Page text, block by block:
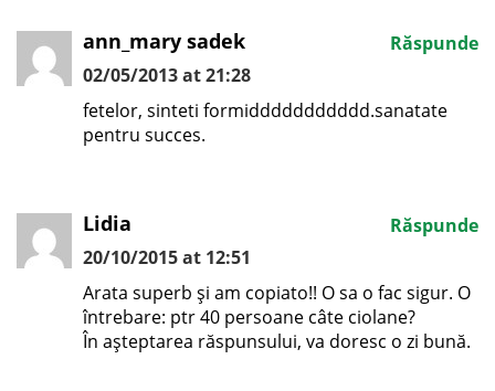
ann_mary sadek
02/05/2013 at 21:28
fetelor, sinteti formiddddddddddd.sanatate
pentru succes.
Răspunde
Lidia
20/10/2015 at 12:51
Arata superb și am copiato!! O sa o fac sigur. O
întrebare: ptr 40 persoane câte ciolane?
În așteptarea răspunsului, va doresc o zi bună.
Răspunde